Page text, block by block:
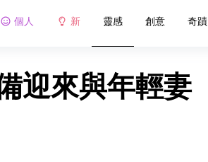
個人 新 靈感 創意 奇蹟
迎來與年輕妻